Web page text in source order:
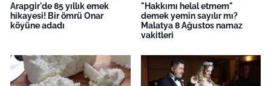
Arapgir'de 85 yıllık emek
hikayesi! Bir ömrü Onar
köyüne adadı
"Hakkımı helal etmem"
demek yemin sayılır mı?
Malatya 8 Ağustos namaz
vakitleri